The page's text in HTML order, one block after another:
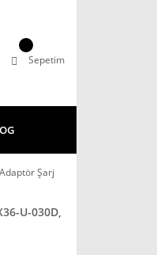
Sepetim
Şarj
U-030D,